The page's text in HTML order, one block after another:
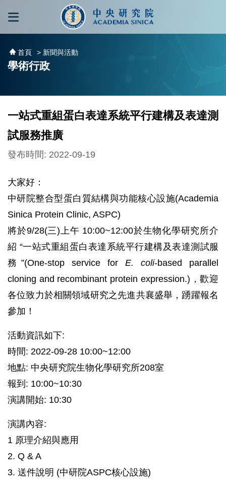
跳到主要內容區塊
首頁 > 新聞與活動
學術行政
一站式重組蛋白表達系統平行建構及表達測
試服務推廣
發布時間: 2022-09-19
大家好：
中研院整合型蛋白質結構與功能核心設施(Academia
Sinica Protein Clinic, ASPC)
將於9/28(三)上午 10:00~12:00於生物化學研究所介
紹 “一站式重組蛋白表達系統平行建構及表達測試服
務”(One-stop service for E. coli-based parallel
cloning and recombinant protein expression.)，歡迎
各位致力於相關領域研究之先進共襄盛舉，踴躍報名
參加！
活動資訊如下:
時間: 2022-09-28 10:00~12:00
地點: 中央研究院生物化學研究所208室
報到: 10:00~10:30
演講開始: 10:30
演講內容:
1 原理介紹與應用
2. Q & A
3. 送件說明 (中研院ASPC核心設施)